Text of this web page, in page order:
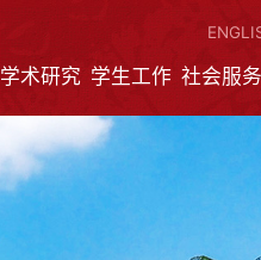
学术研究 学生工作 社会服务